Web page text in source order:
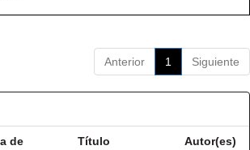
Anterior 1 Siguiente
de
Título Autor(es)